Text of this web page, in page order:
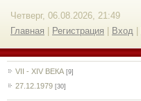
Четверг, 06.08.2026, 21:49
Главная
Регистрация Вход
VII - XIV ВЕКА [9]
27.12.1979 [30]